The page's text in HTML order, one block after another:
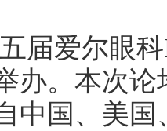
爱尔眼科
办。本次
中国、美